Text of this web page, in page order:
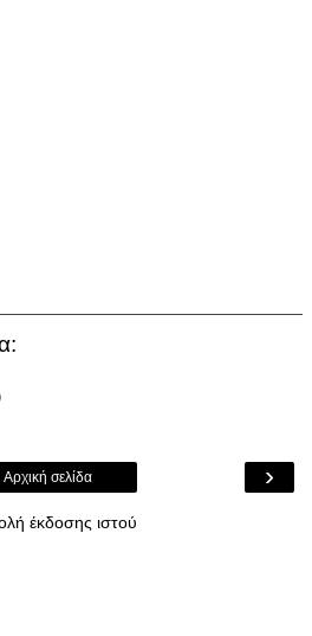
›
Αρχική σελίδα
έκδοσης ιστού